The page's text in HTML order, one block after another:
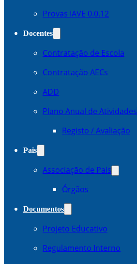
Provas IAVE 0.0.12
Docentes
Contratação de Escola
Contratação AECs
ADD
Plano Anual de Atividades
Registo / Avaliação
Pais
Associação de Pais
Órgãos
Documentos
Projeto Educativo
Regulamento Interno